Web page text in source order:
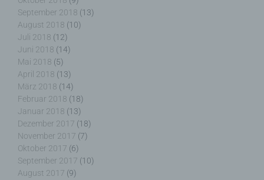
September 2018 (13)
August 2018 (10)
Juli 2018 (12)
Juni 2018 (14)
Mai 2018 (5)
April 2018 (13)
März 2018 (14)
Februar 2018 (18)
Januar 2018 (13)
Dezember 2017 (18)
November 2017 (7)
Oktober 2017 (6)
September 2017 (10)
August 2017 (9)
Pseudonymisierung ist die Verarbeitung
personenbezogener Daten in einer Weise, auf
welche die personenbezogenen Daten ohne
Hinzuziehung zusätzlicher Informationen nicht
mehr einer spezifischen betroffenen Person
zugeordnet werden können, sofern diese
zusätzlichen Informationen gesondert aufbewahrt
werden und technischen und organisatorischen
Maßnahmen unterliegen, die gewährleisten, dass
die personenbezogenen Daten nicht einer
identifizierten oder identifizierbaren natürlichen
Person zugewiesen werden.